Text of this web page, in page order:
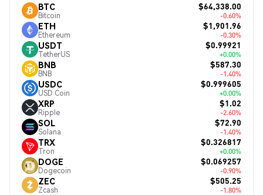
BTC
Bitcoin
$64,338.00
-0.60%
ETH
Ethereum
$1,901.96
-0.30%
USDT
TetherUS
$0.99921
+0.00%
BNB
BNB
$587.30
-1.40%
USDC
USD Coin
$0.999605
+0.00%
XRP
Ripple
$1.02
-2.60%
SOL
Solana
$72.90
-1.40%
TRX
Tron
$0.326817
+0.00%
DOGE
Dogecoin
$0.069257
-0.90%
ZEC
Zcash
$505.25
-1.80%